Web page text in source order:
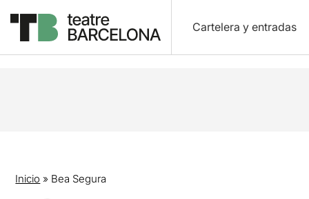
Cartelera y entradas
Inicio » Bea Segura